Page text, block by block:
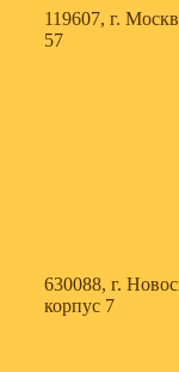
119607, г.
57
630088, г.
корпус 7